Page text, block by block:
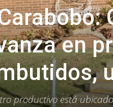
en
productivo está